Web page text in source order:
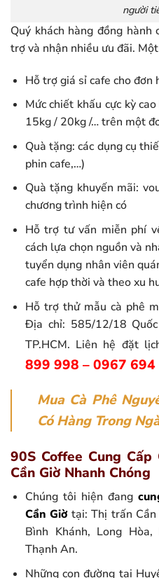
người
Quý khách hàng đồng hành
trợ và nhận nhiều ưu đãi.
Hỗ trợ giá sỉ cafe cho đơn
Mức chiết khấu cực kỳ
15kg / 20kg /… trên một
Quà tặng: các dụng cụ
phin cafe,…)
Quà tặng khuyến mãi:
chương trình hiện có
Hỗ trợ tư vấn miễn phí
cách lựa chọn nguồn và
tuyển dụng nhân viên
cafe hợp thời và theo xu
Hỗ trợ thử mẫu cà phê
Địa chỉ: 585/12/18
TP.HCM. Liên hệ đặt
899 998 – 0967
Mua Cà Phê
Có Hàng Trong
90S Coffee Cung
Cần Giờ Nhanh Chóng
Chúng tôi hiện đang
Cần Giờtại: Thị trấn Cần
Bình Khánh, Long
Thạnh An.
Những con đường tại